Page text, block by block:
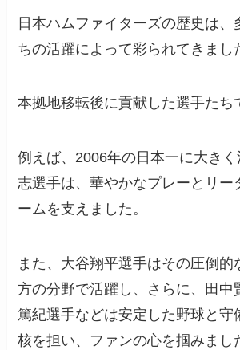
日本ハムファイターズの歴史は、
ちの活躍によって彩られてきまし
本拠地移転後に貢献した選手たち
例えば、2006年の日本一に大きく
志選手は、華やかなプレーとリー
ームを支えました。
また、大谷翔平選手はその圧倒的
方の分野で活躍し、さらに、田中
篤紀選手などは安定した野球と守
核を担い、ファンの心を掴みまし